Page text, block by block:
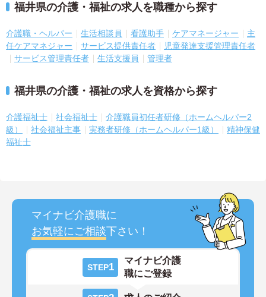
福井県の介護・福祉の求人を職種から探す
介護職・ヘルパー 生活相談員 看護助手 ケアマネージャー
主
任ケアマネジャー
サービス提供責任者
児童発達支援管理責任者
サービス管理責任者
生活支援員 管理者
福井県の介護・福祉の求人を資格から探す
介護福祉士 社会福祉士
介護職員初任者研修（ホームヘルパー2
級）
社会福祉主事 実務者研修（ホームヘルパー1級）
精神保健
福祉士
マイナビ介護職に
お気軽にご相談下さい！
STEP1
マイナビ介護
職にご登録